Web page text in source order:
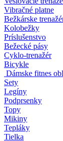
Vibračné platne
Bežkárske
Kolobežky
Príslušenstvo
Bežecké pásy
Cyklo-trenažér
Bicykle
Dámske fitnes
Sety
Legíny
Podprsenky
Topy
Mikiny
Tepláky
Tielka